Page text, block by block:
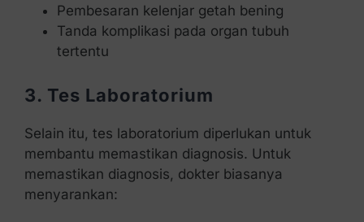
Pembesaran kelenjar getah bening
Tanda komplikasi pada organ tubuh
tertentu
3. Tes Laboratorium
Selain itu, tes laboratorium diperlukan untuk
membantu memastikan diagnosis. Untuk
memastikan diagnosis, dokter biasanya
menyarankan: